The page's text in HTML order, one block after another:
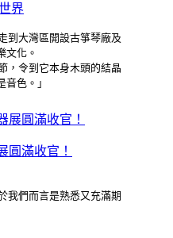
界
到大灣區開設古箏琴廠及
文化。
，令到它本身木頭的結晶
色。」
圓滿收官！
我們而言是熟悉又充滿期